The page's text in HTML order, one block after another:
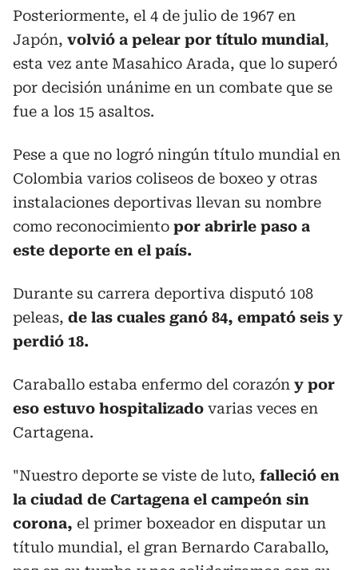
Posteriormente, el 4 de julio de 1967 en
Japón, volvió a pelear por título mundial,
esta vez ante Masahico Arada, que lo superó
por decisión unánime en un combate que se
fue a los 15 asaltos.
Pese a que no logró ningún título mundial en
Colombia varios coliseos de boxeo y otras
instalaciones deportivas llevan su nombre
como reconocimiento por abrirle paso a
este deporte en el país.
Durante su carrera deportiva disputó 108
peleas, de las cuales ganó 84, empató seis y
perdió 18.
Caraballo estaba enfermo del corazón y por
eso estuvo hospitalizado varias veces en
Cartagena.
"Nuestro deporte se viste de luto, falleció en
la ciudad de Cartagena el campeón sin
corona, el primer boxeador en disputar un
título mundial, el gran Bernardo Caraballo,